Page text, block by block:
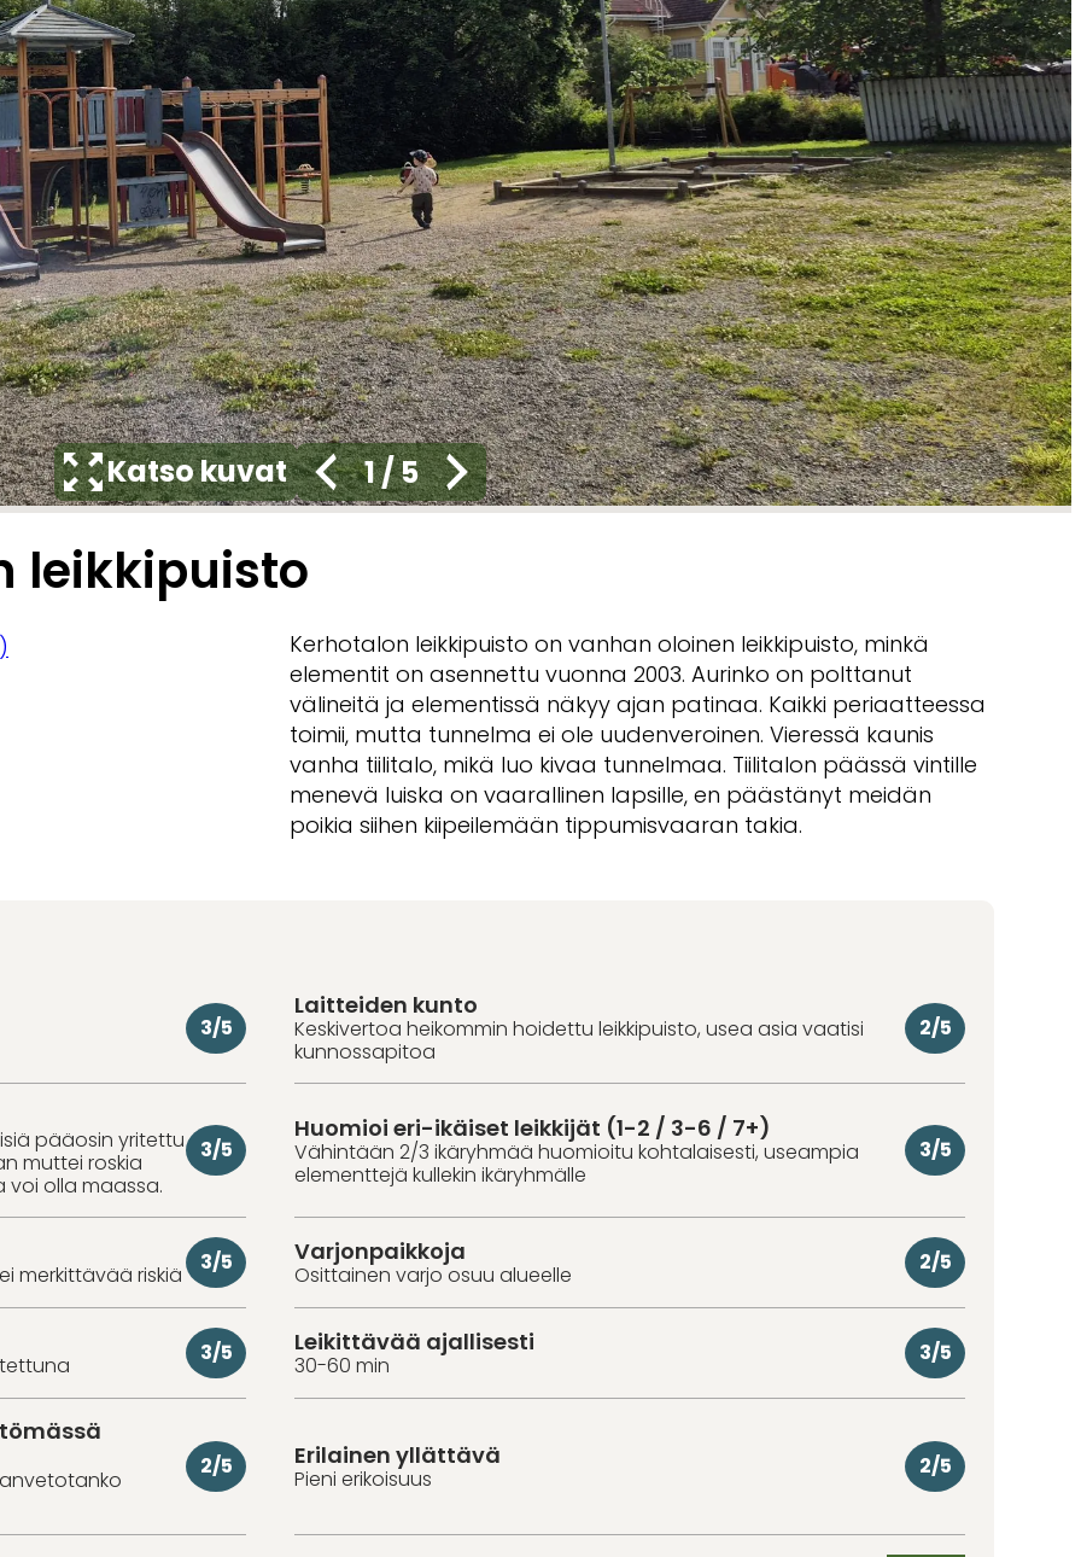
Katso kuvat 1/5
leikkipuisto
Kerhotalon leikkipuisto on vanhan oloinen leikkipuisto, minkä
elementit on asennettu vuonna 2003. Aurinko on polttanut
välineitä ja elementissä näkyy ajan patinaa. Kaikki periaatteessa
toimii, mutta tunnelma ei ole uudenveroinen. Vieressä kaunis
vanha tiilitalo, mikä luo kivaa tunnelmaa. Tiilitalon päässä vintille
menevä luiska on vaarallinen lapsille, en päästänyt meidän
poikia siihen kiipeilemään tippumisvaaran takia.
3/5
Laitteiden kunto
Keskivertoa heikommin hoidettu leikkipuisto, usea asia vaatisi
kunnossapitoa
2/5
pääosin yritettu
muttei roskia
voi olla maassa.
3/5
Huomioi eri-ikäiset leikkijät (1-2 / 3-6 / 7+)
Vähintään 2/3 ikäryhmää huomioitu kohtalaisesti, useampia
elementtejä kullekin ikäryhmälle
3/5
merkittävää riskiä 3/5 Varjonpaikkoja
Osittainen varjo osuu alueelle 2/5
3/5 Leikittävää ajallisesti
30-60 min 3/5
2/5 Erilainen yllättävä
Pieni erikoisuus 2/5